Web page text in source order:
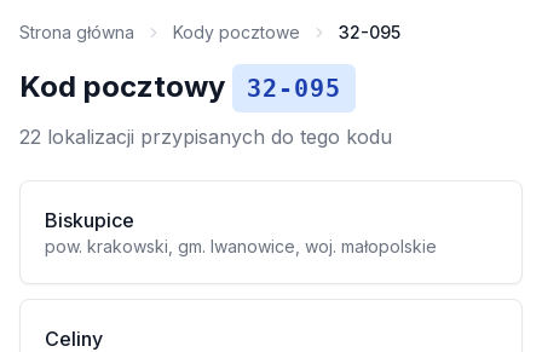
Strona główna Kody pocztowe 32-095
Kod pocztowy 32-095
22 lokalizacji przypisanych do tego kodu
Biskupice
pow. krakowski, gm. Iwanowice, woj. małopolskie
Celiny